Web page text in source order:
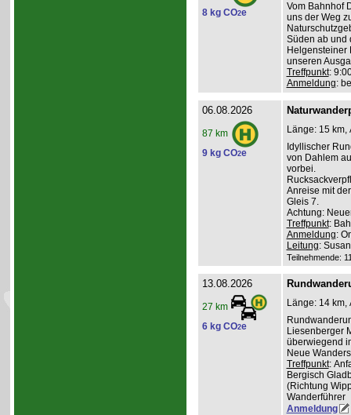
8 kg CO2e
Vom Bahnhof
uns der Weg
Süden ab und
Helgensteiner
unseren
Treffpunkt:
Anmeldung:
06.08.2026
87 km
9 kg CO2e
Länge: 15 km,
Idyllischer
von Dahlem
vorbei.
Anreise mit
Gleis 7.
Achtung:
Treffpunkt:
Anmeldung:
Leitung:
Teilnehmende:
13.08.2026
27 km
6 kg CO2e
Länge: 14 km,
Liesenberger
überwiegend
Neue
Treffpunkt:
Bergisch
(Richtung
Wanderführer
Anmeldung